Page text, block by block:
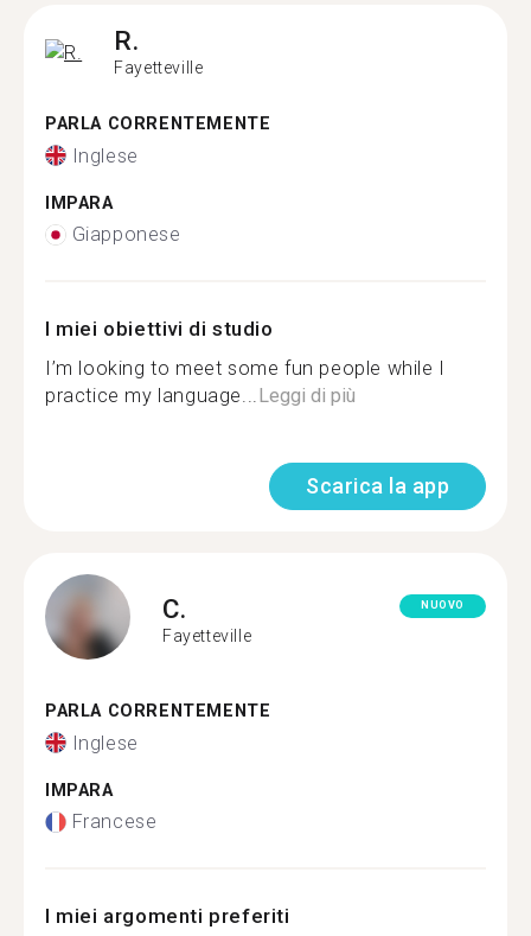
R.
Fayetteville
PARLA CORRENTEMENTE
Inglese
IMPARA
Giapponese
I miei obiettivi di studio
I’m looking to meet some fun people while I
practice my language...Leggi di più
Scarica la app
C.
Fayetteville
NUOVO
PARLA CORRENTEMENTE
Inglese
IMPARA
Francese
I miei argomenti preferiti